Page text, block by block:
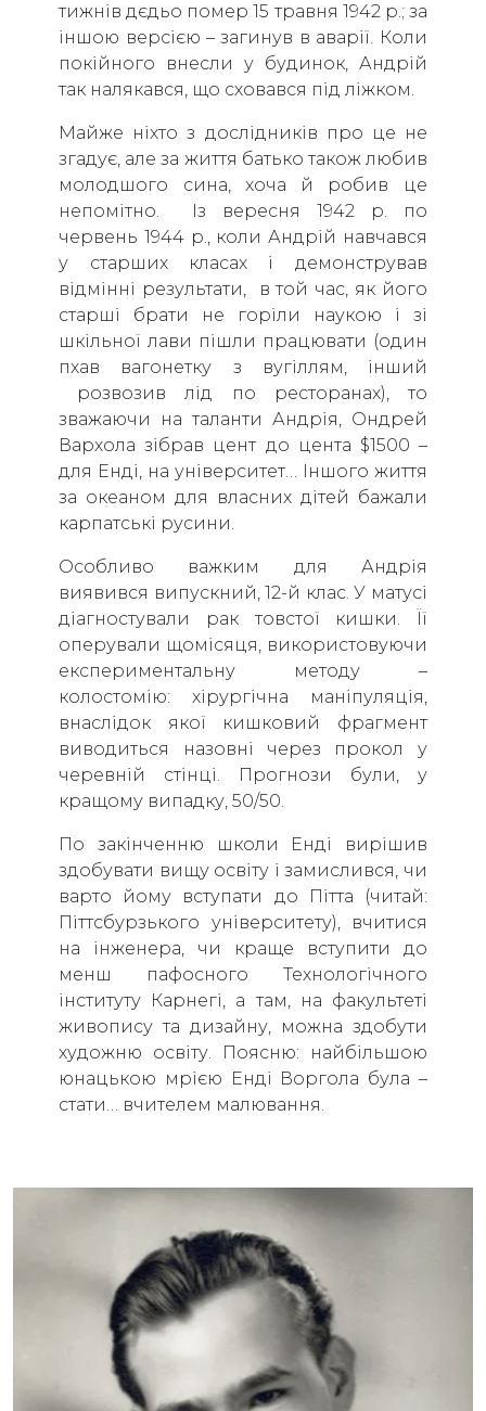
тижнів дєдьо помер 15 травня 1942 р.; за
іншою версією – загинув в аварії. Коли
покійного внесли у будинок, Андрій
так налякався, що сховався під ліжком.
Майже ніхто з дослідників про це не
згадує, але за життя батько також любив
молодшого сина, хоча й робив це
непомітно. Із вересня 1942 р. по
червень 1944 р., коли Андрій навчався
у старших класах і демонстрував
відмінні результати, в той час, як його
старші брати не горіли наукою і зі
шкільної лави пішли працювати (один
пхав вагонетку з вугіллям, інший
розвозив лід по ресторанах), то
зважаючи на таланти Андрія, Ондрей
Вархола зібрав цент до цента $1500 –
для Енді, на університет… Іншого життя
за океаном для власних дітей бажали
карпатські русини.
Особливо важким для Андрія
виявився випускний, 12-й клас. У матусі
діагностували рак товстої кишки. Її
оперували щомісяця, використовуючи
експериментальну методу –
колостомію: хірургічна маніпуляція,
внаслідок якої кишковий фрагмент
виводиться назовні через прокол у
черевній стінці. Прогнози були, у
кращому випадку, 50/50.
По закінченню школи Енді вирішив
здобувати вищу освіту і замислився, чи
варто йому вступати до Пітта (читай:
Піттсбурзького університету), вчитися
на інженера, чи краще вступити до
менш пафосного Технологічного
інституту Карнегі, а там, на факультеті
живопису та дизайну, можна здобути
художню освіту. Поясню: найбільшою
юнацькою мрією Енді Воргола була –
стати… вчителем малювання.